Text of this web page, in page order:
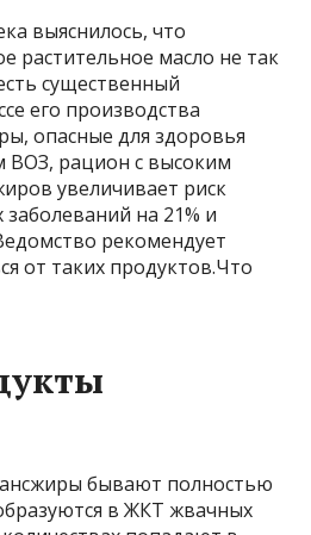
выяснилось, что
растительное масло не так
существенный
его производства
опасные для здоровья
ВОЗ, рацион с высоким
увеличивает риск
заболеваний на 21% и
рекомендует
от таких продуктов.Что
бывают полностью
в ЖКТ жвачных